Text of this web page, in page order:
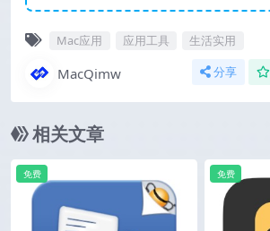
Mac应用 应用工具 生活实用
MacQimw 分享
相关文章
免费 免费